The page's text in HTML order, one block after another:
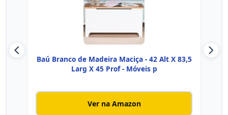
Baú Branco de Madeira Maciça - 42 Alt X 83,5
Larg X 45 Prof - Móveis p
Ver na Amazon